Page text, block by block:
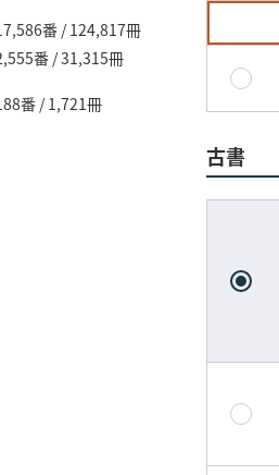
番 / 124,817冊
番 / 31,315冊
番 / 1,721冊
古書